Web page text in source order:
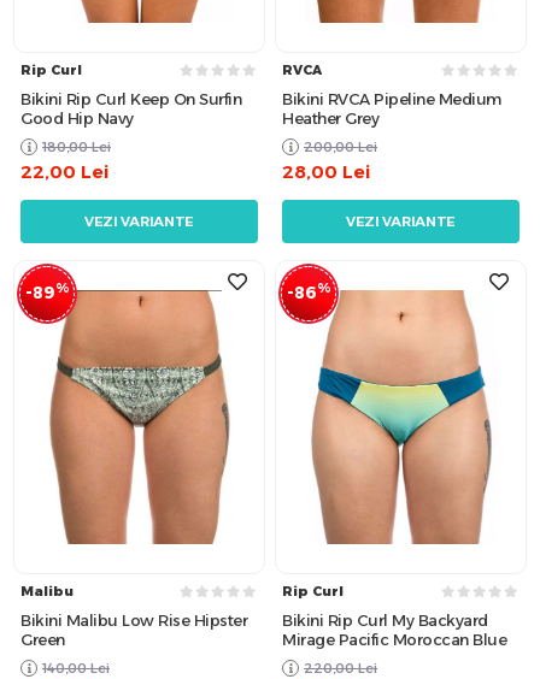
Rip Curl
Bikini Rip Curl Keep On Surfin
Good Hip Navy
180,00 Lei
22,00 Lei
VEZI VARIANTE
RVCA
Bikini RVCA Pipeline Medium
Heather Grey
200,00 Lei
28,00 Lei
VEZI VARIANTE
-89%
Malibu
Bikini Malibu Low Rise Hipster
Green
140,00 Lei
-86%
Rip Curl
Bikini Rip Curl My Backyard
Mirage Pacific Moroccan Blue
220,00 Lei